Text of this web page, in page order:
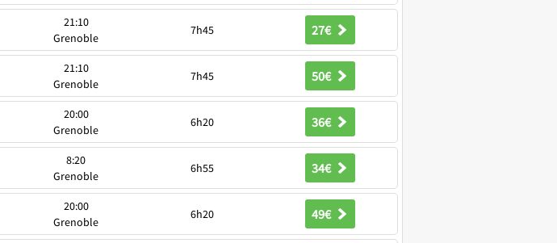
21:10
Grenoble
7h45 27€
21:10
Grenoble
7h45 50€
20:00
Grenoble
6h20 36€
8:20
Grenoble
6h55 34€
20:00
Grenoble
6h20 49€